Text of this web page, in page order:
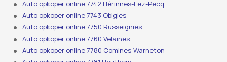
Auto opkoper online 7742 Hérinnes-Lez-Pecq
Auto opkoper online 7743 Obigies
Auto opkoper online 7750 Russeignies
Auto opkoper online 7760 Velaines
Auto opkoper online 7780 Comines-Warneton